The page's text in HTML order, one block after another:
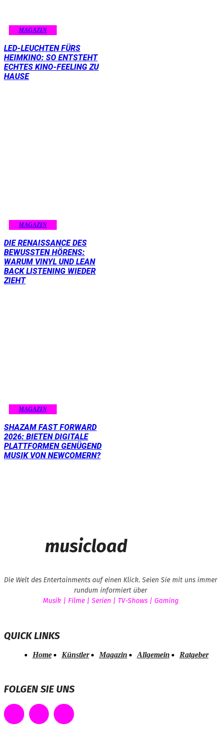
MAGAZIN
LED-LEUCHTEN FÜRS
HEIMKINO: SO ENTSTEHT
ECHTES KINO-FEELING ZU
HAUSE
MAGAZIN
DIE RENAISSANCE DES
BEWUSSTEN HÖRENS:
WARUM VINYL UND LEAN
BACK LISTENING WIEDER
ZIEHT
MAGAZIN
SHAZAM FAST FORWARD
2026: BIETEN DIGITALE
PLATTFORMEN GENÜGEND
MUSIK VON NEWCOMERN?
musicload
Die Welt des Entertainments auf einen Klick. Seien Sie mit uns immer
rundum informiert über
Musik | Filme | Serien | TV-Shows | Gaming
QUICK LINKS
Home Künstler Magazin Allgemein Ratgeber
FOLGEN SIE UNS